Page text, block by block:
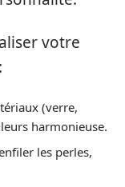
votre
(verre,
harmonieuse.
les perles,